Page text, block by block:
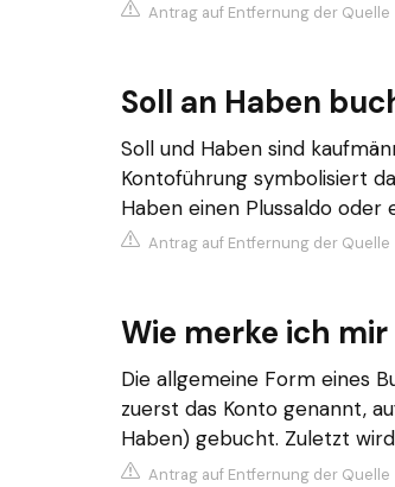
Antrag auf Entfernung der Quelle
Soll an Haben
Soll und Haben sind
Kontoführung symbolisiert
Haben einen Plussaldo oder
Antrag auf Entfernung der Quelle
Wie merke ich
Die allgemeine Form eines
zuerst das Konto genannt,
Haben) gebucht. Zuletzt
Antrag auf Entfernung der Quelle